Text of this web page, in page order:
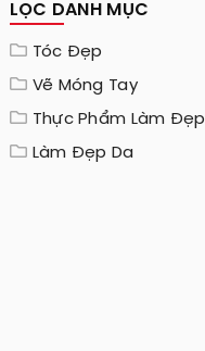
LỌC DANH MỤC
Tóc Đẹp
Vẽ Móng Tay
Thực Phẩm Làm Đẹp
Làm Đẹp Da